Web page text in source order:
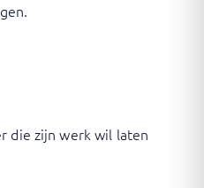
die zijn werk wil laten